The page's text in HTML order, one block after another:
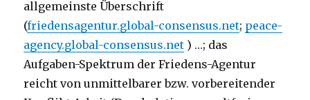
allgemeinste Überschrift
(friedensagentur.global-consensus.net; peace-
agency.global-consensus.net ) …; das
Aufgaben-Spektrum der Friedens-Agentur
reicht von unmittelbarer bzw. vorbereitender